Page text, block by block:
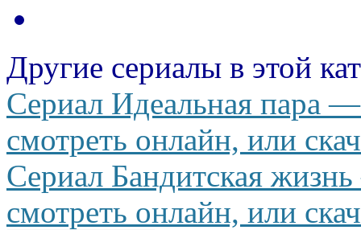
Другие сериалы в этой
Сериал Идеальная пара
смотреть онлайн, или
Сериал Бандитская
смотреть онлайн, или